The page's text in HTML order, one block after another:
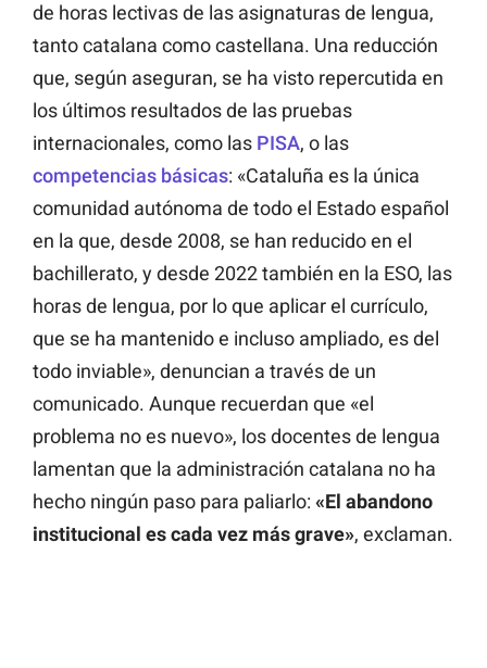
de horas lectivas de las asignaturas de lengua,
tanto catalana como castellana. Una reducción
que, según aseguran, se ha visto repercutida en
los últimos resultados de las pruebas
internacionales, como las PISA, o las
competencias básicas: «Cataluña es la única
comunidad autónoma de todo el Estado español
en la que, desde 2008, se han reducido en el
bachillerato, y desde 2022 también en la ESO, las
horas de lengua, por lo que aplicar el currículo,
que se ha mantenido e incluso ampliado, es del
todo inviable», denuncian a través de un
comunicado. Aunque recuerdan que «el
problema no es nuevo», los docentes de lengua
lamentan que la administración catalana no ha
hecho ningún paso para paliarlo: «El abandono
institucional es cada vez más grave», exclaman.